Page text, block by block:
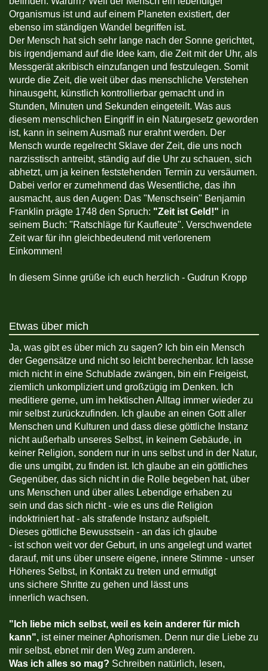
Organismus ist und auf einem Planeten existiert, der
ebenso im ständigen Wandel begriffen ist.
Der Mensch hat sich sehr lange nach der Sonne gerichtet,
bis irgendjemand auf die Idee kam, die Zeit mit der Uhr, als
Messgerät akribisch einzufangen und festzulegen. Somit
wurde die Zeit, die weit über das menschliche Verstehen
hinausgeht, künstlich kontrollierbar gemacht und in
Stunden, Minuten und Sekunden eingeteilt. Was aus
diesem menschlichen Eingriff in ein Naturgesetz geworden
ist, kann in seinem Ausmaß nur erahnt werden. Der
Mensch wurde regelrecht Sklave der Zeit, die uns noch
narzisstisch antreibt, ständig auf die Uhr zu schauen, sich
abhetzt, um ja keinen feststehenden Termin zu versäumen.
Dabei verlor er zumehmend das Wesentliche, das ihn
ausmacht, aus den Augen: Das "Menschsein" Benjamin
Franklin prägte 1748 den Spruch: "Zeit ist Geld!" in
seinem Buch: "Ratschläge für Kaufleute". Verschwendete
Zeit war für ihn gleichbedeutend mit verlorenem
Einkommen!
In diesem Sinne grüße ich euch herzlich - Gudrun Kropp
Etwas über mich
Ja, was gibt es über mich zu sagen? Ich bin ein Mensch
der Gegensätze und nicht so leicht berechenbar. Ich lasse
mich nicht in eine Schublade zwängen, bin ein Freigeist,
ziemlich unkompliziert und großzügig im Denken. Ich
meditiere gerne, um im hektischen Alltag immer wieder zu
mir selbst zurückzufinden. Ich glaube an einen Gott aller
Menschen und Kulturen und dass diese göttliche Instanz
nicht außerhalb unseres Selbst, in keinem Gebäude, in
keiner Religion, sondern nur in uns selbst und in der Natur,
die uns umgibt, zu finden ist. Ich glaube an ein göttliches
Gegenüber, das sich nicht in die Rolle begeben hat, über
uns Menschen und über alles Lebendige erhaben zu
sein und das sich nicht - wie es uns die Religion
indoktriniert hat - als strafende Instanz aufspielt.
Dieses göttliche Bewusstsein - an das ich glaube
- ist schon weit vor der Geburt, in uns angelegt und wartet
darauf, mit uns über unsere eigene, innere Stimme - unser
Höheres Selbst, in Kontakt zu treten und ermutigt
uns sichere Shritte zu gehen und lässt uns
innerlich wachsen.
" Ich liebe mich selbst, weil es kein anderer für mich
kann", ist einer meiner Aphorismen. Denn nur die Liebe zu
mir selbst, ebnet mir den Weg zum anderen.
Was ich alles so mag? Schreiben natürlich, lesen,